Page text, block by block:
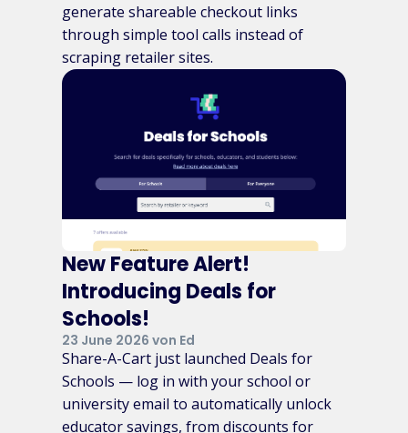
generate shareable checkout links
through simple tool calls instead of
scraping retailer sites.
New Feature Alert!
Introducing Deals for
Schools!
23 June 2026 von Ed
Share-A-Cart just launched Deals for
Schools — log in with your school or
university email to automatically unlock
educator savings, from discounts for